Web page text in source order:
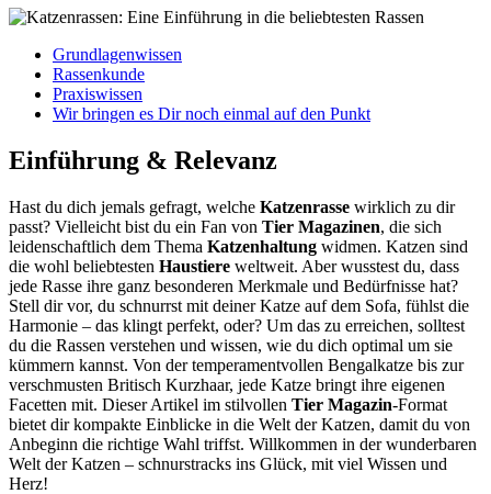
Grundlagenwissen
Rassenkunde
Praxiswissen
Wir bringen es Dir noch einmal auf den Punkt
Einführung & Relevanz
Hast du dich jemals gefragt, welche Katzenrasse wirklich zu dir
passt? Vielleicht bist du ein Fan von Tier Magazinen, die sich
leidenschaftlich dem Thema Katzenhaltung widmen. Katzen sind
die wohl beliebtesten Haustiere weltweit. Aber wusstest du, dass
jede Rasse ihre ganz besonderen Merkmale und Bedürfnisse hat?
Stell dir vor, du schnurrst mit deiner Katze auf dem Sofa, fühlst die
Harmonie – das klingt perfekt, oder? Um das zu erreichen, solltest
du die Rassen verstehen und wissen, wie du dich optimal um sie
kümmern kannst. Von der temperamentvollen Bengalkatze bis zur
verschmusten Britisch Kurzhaar, jede Katze bringt ihre eigenen
Facetten mit. Dieser Artikel im stilvollen Tier Magazin-Format
bietet dir kompakte Einblicke in die Welt der Katzen, damit du von
Anbeginn die richtige Wahl triffst. Willkommen in der wunderbaren
Welt der Katzen – schnurstracks ins Glück, mit viel Wissen und
Herz!